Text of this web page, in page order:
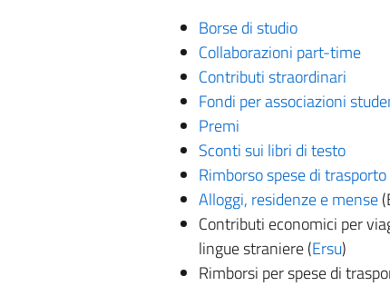
Borse di studio
Collaborazioni part-time
Contributi straordinari
Fondi per associazioni
Premi
Sconti sui libri di testo
Rimborso spese di
Alloggi, residenze e mense
Contributi economici per
lingue straniere (Ersu)
Rimborsi per spese di